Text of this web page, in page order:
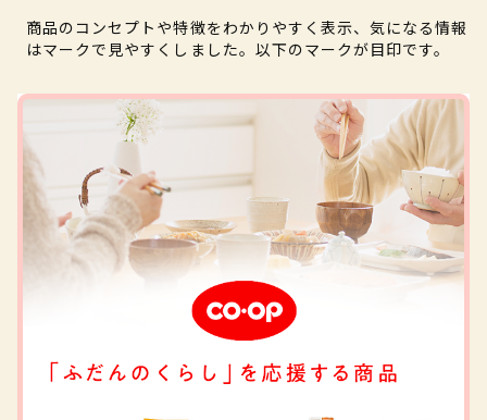
商品のコンセプトや特徴をわかりやすく表示、気になる情報
はマークで見やすくしました。以下のマークが目印です。